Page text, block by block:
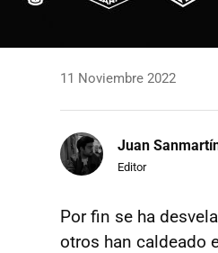
11 Noviembre 2022
Juan
Editor
Por fin se ha
otros han caldeado